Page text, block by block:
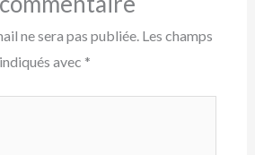
ne sera pas publiée. Les champs
avec *